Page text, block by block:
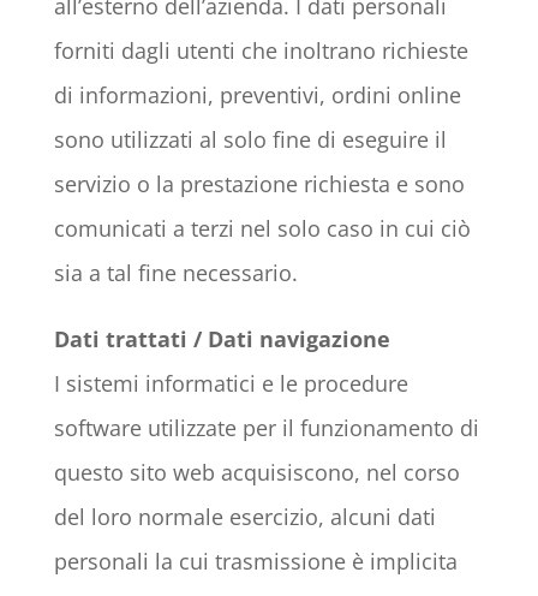
all’esterno dell’azienda. I dati personali
forniti dagli utenti che inoltrano richieste
di informazioni, preventivi, ordini online
sono utilizzati al solo fine di eseguire il
servizio o la prestazione richiesta e sono
comunicati a terzi nel solo caso in cui ciò
sia a tal fine necessario.
Dati trattati / Dati navigazione
I sistemi informatici e le procedure
software utilizzate per il funzionamento di
questo sito web acquisiscono, nel corso
del loro normale esercizio, alcuni dati
personali la cui trasmissione è implicita